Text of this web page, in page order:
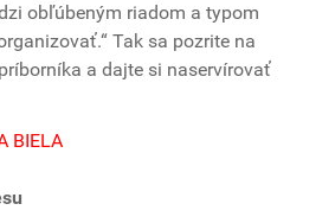
obľúbeným riadom a typom
Tak sa pozrite na
a dajte si naservírovať
BIELA